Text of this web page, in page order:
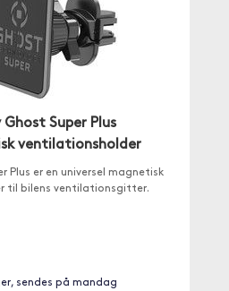
Ghost Super Plus
ventilationsholder
Plus er en universel magnetisk
til bilens ventilationsgitter.
sendes på mandag